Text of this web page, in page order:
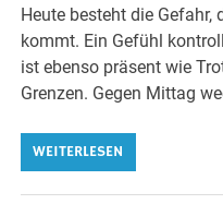
Heute besteht die
kommt. Ein Gefühl
ist ebenso präsent wie
Grenzen. Gegen Mittag
WEITERLESEN